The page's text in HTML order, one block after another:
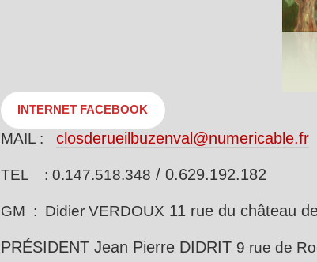
INTERNET FACEBOOK
MAIL : closderueilbuzenval@numericable.fr
TEL : 0.147.518.348 / 0.629.192.182
GM : Didier VERDOUX 11 rue du château
PRÉSIDENT Jean Pierre DIDRIT 9 rue de